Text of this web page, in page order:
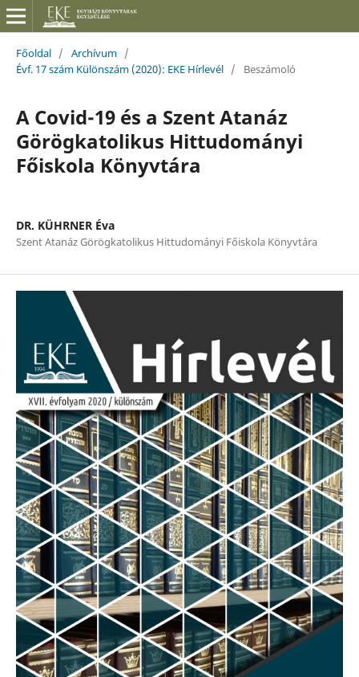
Főoldal / Archívum /
Évf. 17 szám Különszám (2020): EKE Hírlevél / Beszámoló
A Covid-19 és a Szent Atanáz
Görögkatolikus Hittudományi
Főiskola Könyvtára
DR. KÜHRNER Éva
Szent Atanáz Görögkatolikus Hittudományi Főiskola Könyvtára